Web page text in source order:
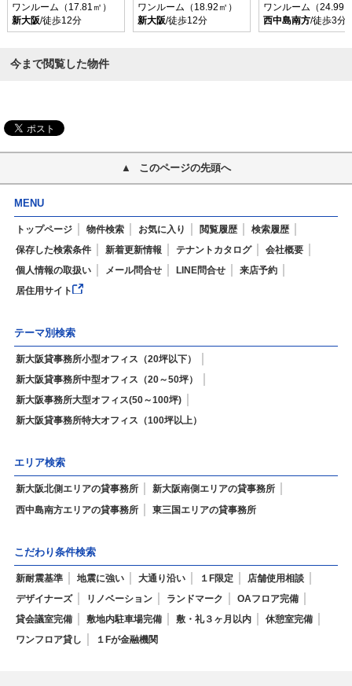
ワンルーム（17.81㎡）
新大阪/徒歩12分
ワンルーム（18.92㎡）
新大阪/徒歩12分
ワンルーム（24.99
西中島南方/徒歩3分
今まで閲覧した物件
このページの先頭へ
MENU
トップページ 物件検索 お気に入り 閲覧履歴
検索履歴
保存した検索条件
新着更新情報 テナントカタログ
会社概要
個人情報の取扱い
メール問合せ LINE問合せ
来店予約
居住用サイト
テーマ別検索
新大阪貸事務所小型オフィス（20坪以下）
新大阪貸事務所中型オフィス（20～50坪）
新大阪事務所大型オフィス(50～100坪)
新大阪貸事務所特大オフィス（100坪以上）
エリア検索
新大阪北側エリアの貸事務所
新大阪南側エリアの貸事務所
西中島南方エリアの貸事務所
東三国エリアの貸事務所
こだわり条件検索
新耐震基準 地震に強い 大通り沿い １F限定
店舗使用相談
デザイナーズ
リノベーション ランドマーク
OAフロア完備
貸会議室完備
敷地内駐車場完備 敷・礼３ヶ月以内
休憩室完備
ワンフロア貸し
１Fが金融機関